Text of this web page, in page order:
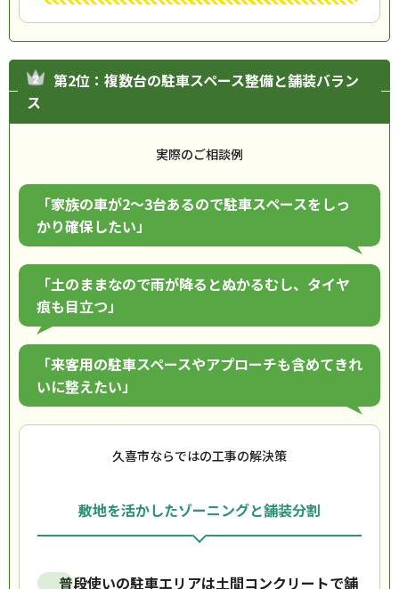
第2位：複数台の駐車スペース整備と舗装バラン
ス
実際のご相談例
「家族の車が2～3台あるので駐車スペースをしっ
かり確保したい」
「土のままなので雨が降るとぬかるむし、タイヤ
痕も目立つ」
「来客用の駐車スペースやアプローチも含めてきれ
いに整えたい」
久喜市ならではの工事の解決策
敷地を活かしたゾーニングと舗装分割
普段使いの駐車エリアは土間コンクリートで舗